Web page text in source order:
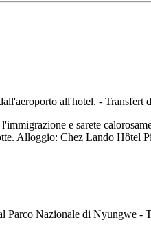
e sarete
Alloggio: Chez Lando Hôtel